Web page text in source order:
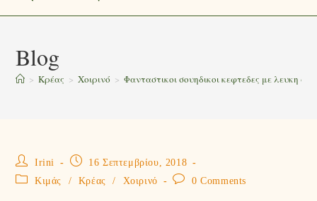
Blog
> Κρέας > Χοιρινό > Φανταστικοι σουηδικοι κεφτεδες με λευκη
Irini
16 Σεπτεμβρίου, 2018
Κιμάς
/ Κρέας / Χοιρινό 0 Comments